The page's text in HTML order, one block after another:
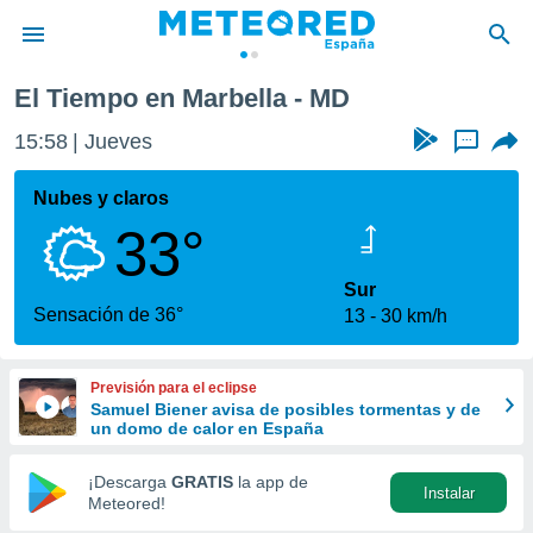
de
por
que se
calidad.
a este
las
y
forma
digital
basada
El Tiempo en Marbella - MD
15:58 Jueves ...
Nubes y claros
33°
Sensación de 36°
Sur
13
30 km/h
Previsión para el eclipse
Samuel Biener avisa de posibles tormentas y de
un domo de calor en España
¡Descarga GRATIS la app de
Meteored!
Instalar